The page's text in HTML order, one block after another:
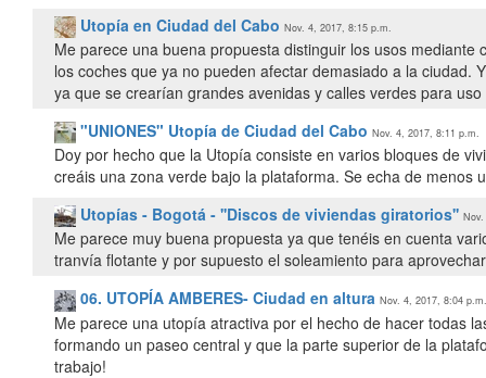
Utopía en Ciudad del Cabo Nov. 4, 2017, 8:15 p.m.
Me parece una buena propuesta distinguir los usos
los coches que ya no pueden afectar demasiado a la
ya que se crearían grandes avenidas y calles verdes para
"UNIONES" Utopía de Ciudad del Cabo Nov. 4, 2017, 8:11 p.m.
Doy por hecho que la Utopía consiste en varios bloques de
creáis una zona verde bajo la plataforma. Se echa de menos
Utopías - Bogotá - ''Discos de viviendas giratorios''
Me parece muy buena propuesta ya que tenéis en cuenta
tranvía flotante y por supuesto el soleamiento para
06. UTOPÍA AMBERES- Ciudad en altura Nov. 4, 2017, 8:04 p.m.
Me parece una utopía atractiva por el hecho de hacer todas
formando un paseo central y que la parte superior de la
trabajo!